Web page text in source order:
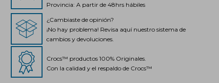
Provincia: A partir de 48hrs hábiles
¿Cambiaste de opinión?
¡No hay problema! Revisa aquí nuestro sistema de
cambios y devoluciones.
Crocs™ productos 100% Originales.
Con la calidad y el respaldo de Crocs™